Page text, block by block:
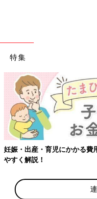
特集
【ワクチン接種できるものも